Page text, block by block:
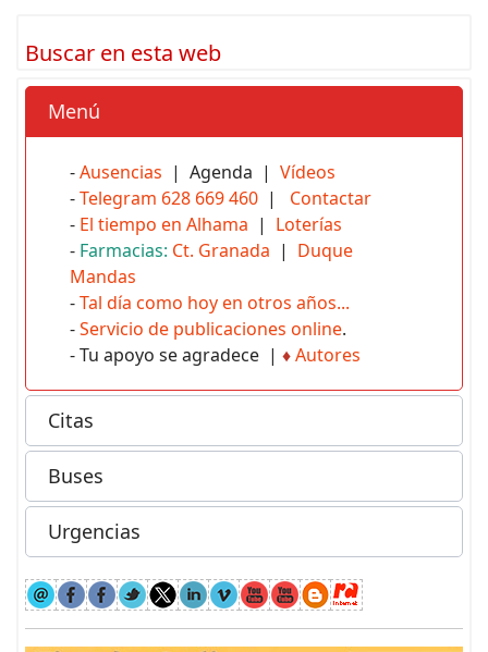
Buscar en esta web
Menú
-Ausencias | Agenda | Vídeos
-Telegram 628 669 460 | Contactar
- El tiempo en Alhama | Loterías
- Farmacias: Ct. Granada | Duque
Mandas
-Tal día como hoy en otros años...
-Servicio de publicaciones online.
- Tu apoyo se agradece | ♦Autores
Citas
Buses
Urgencias